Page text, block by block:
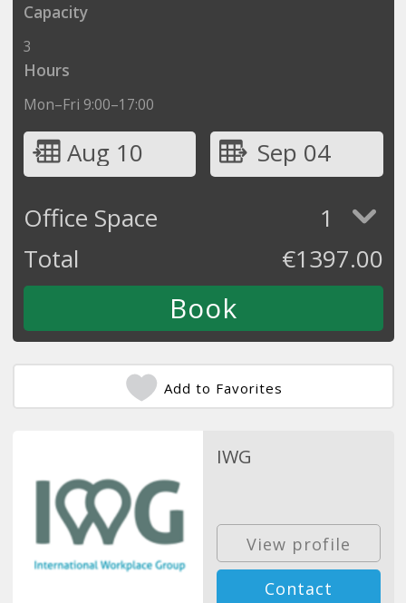
Capacity
3
Hours
Mon–Fri 9:00–17:00
Aug 10
Sep 04
Office Space
1
Total
€1397.00
Add to Favorites
IWG
View profile
Contact